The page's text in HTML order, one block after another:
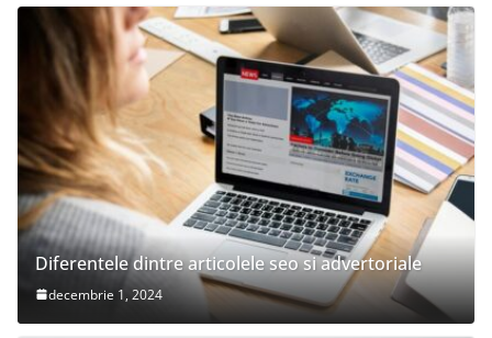
Diferentele dintre articolele seo si advertoriale
decembrie 1, 2024